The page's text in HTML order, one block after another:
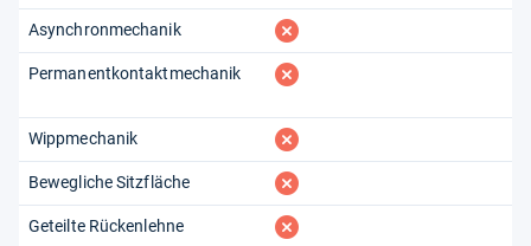
Asynchronmechanik fehlt
Permanentkontaktmechanik fehlt
Wippmechanik fehlt
Bewegliche Sitzfläche fehlt
Geteilte Rückenlehne fehlt